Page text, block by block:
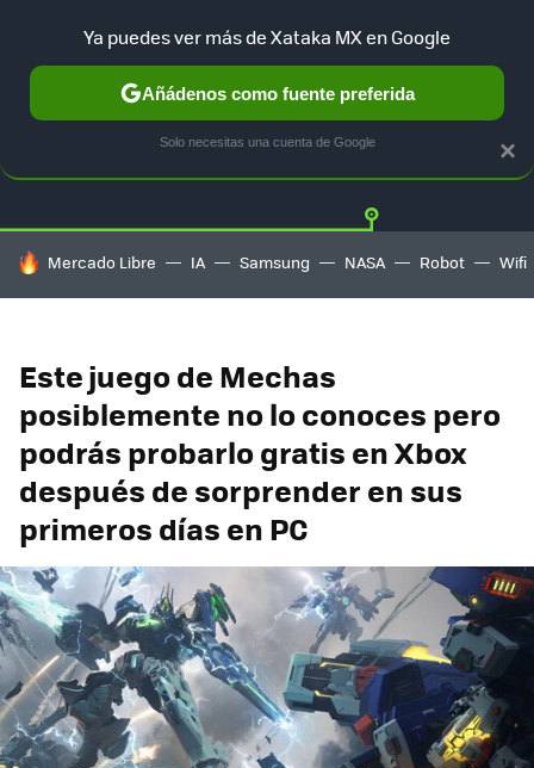
Twitter
HOY SE HABLA DE
Mercado Libre IA Samsung NASA Robot Wifi
Este juego de Mechas
posiblemente no lo conoces pero
podrás probarlo gratis en Xbox
después de sorprender en sus
primeros días en PC
×
Ya puedes ver más de Xataka MX en Google
Añádenos como fuente preferida
Solo necesitas una cuenta de Google